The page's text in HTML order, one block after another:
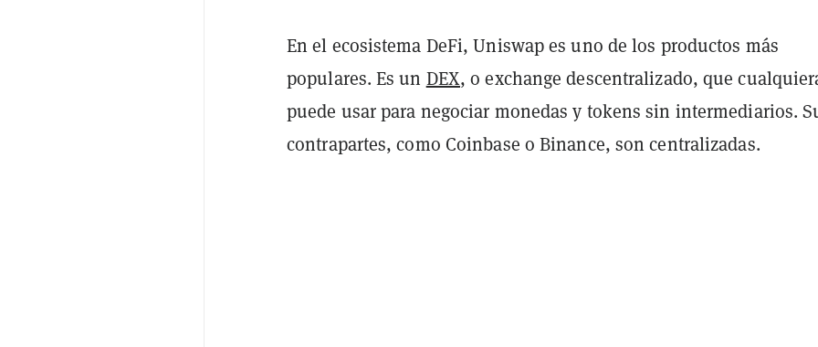
En el ecosistema DeFi, Uniswap es uno de los productos más
populares. Es un DEX, o exchange descentralizado, que
puede usar para negociar monedas y tokens sin intermediarios.
contrapartes, como Coinbase o Binance, son centralizadas.